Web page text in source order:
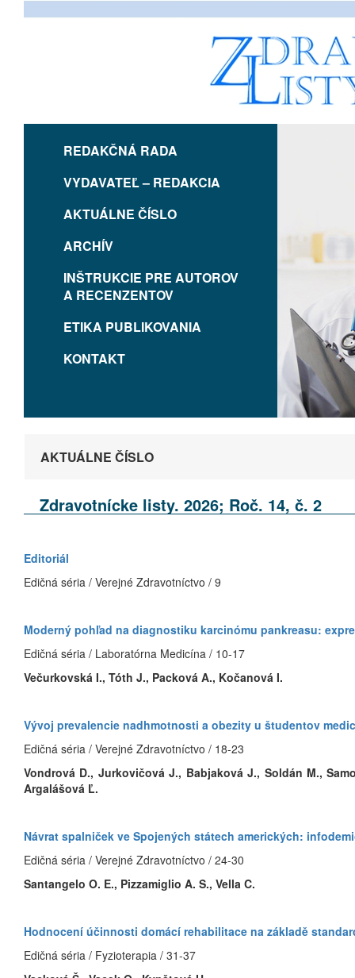
REDAKČNÁ RADA
VYDAVATEĽ – REDAKCIA
AKTUÁLNE ČÍSLO
ARCHÍV
INŠTRUKCIE PRE AUTOROV
A RECENZENTOV
ETIKA PUBLIKOVANIA
KONTAKT
AKTUÁLNE ČÍSLO
Zdravotnícke listy. 2026; Roč. 14, č. 2
Editoriál
Edičná séria / Verejné Zdravotníctvo / 9
Moderný pohľad na diagnostiku karcinómu pankreasu:
Edičná séria / Laboratórna Medicína / 10-17
Večurkovská I., Tóth J., Packová A., Kočanová I.
Vývoj prevalencie nadhmotnosti a obezity u študentov
Edičná séria / Verejné Zdravotníctvo / 18-23
Vondrová D., Jurkovičová J., Babjaková J., Soldán M.,
Argalášová Ľ.
Návrat spalniček ve Spojených státech amerických:
Edičná séria / Verejné Zdravotníctvo / 24-30
Santangelo O. E., Pizzamiglio A. S., Vella C.
Hodnocení účinnosti domácí rehabilitace na základě
Edičná séria / Fyzioterapia / 31-37